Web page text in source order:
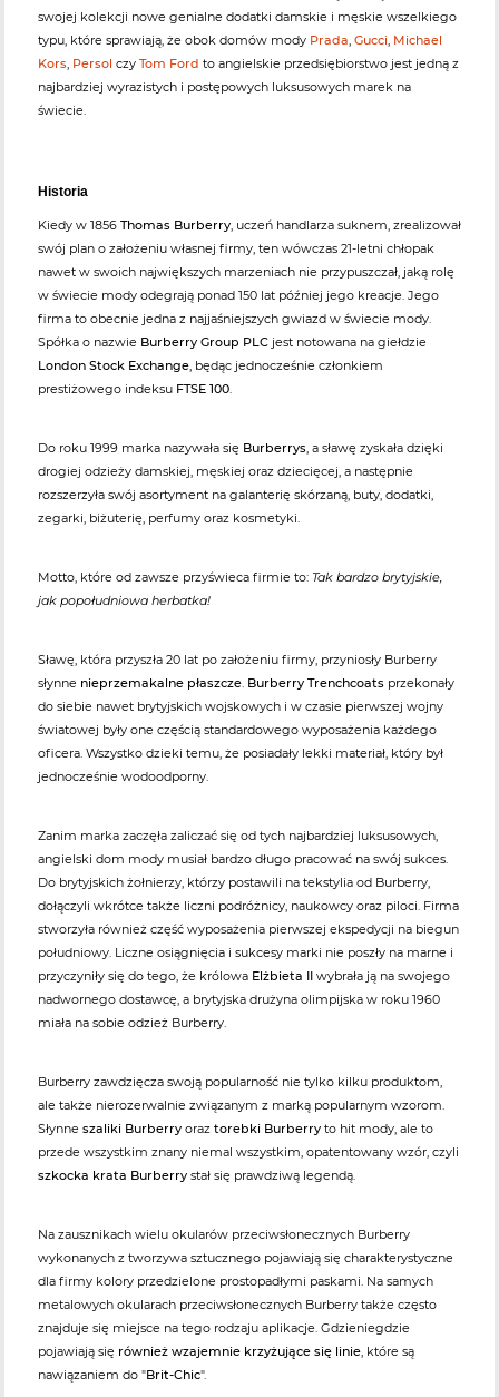
swojej kolekcji nowe genialne dodatki damskie i męskie wszelkiego
typu, które sprawiają, że obok domów mody Prada, Gucci, Michael
Kors, Persol czy Tom Ford to angielskie przedsiębiorstwo jest jedną z
najbardziej wyrazistych i postępowych luksusowych marek na
świecie.
Historia
Kiedy w 1856 Thomas Burberry, uczeń handlarza suknem, zrealizował
swój plan o założeniu własnej firmy, ten wówczas 21-letni chłopak
nawet w swoich największych marzeniach nie przypuszczał, jaką rolę
w świecie mody odegrają ponad 150 lat później jego kreacje. Jego
firma to obecnie jedna z najjaśniejszych gwiazd w świecie mody.
Spółka o nazwie Burberry Group PLC jest notowana na giełdzie
London Stock Exchange, będąc jednocześnie członkiem
prestiżowego indeksu FTSE 100.
Do roku 1999 marka nazywała się Burberrys, a sławę zyskała dzięki
drogiej odzieży damskiej, męskiej oraz dziecięcej, a następnie
rozszerzyła swój asortyment na galanterię skórzaną, buty, dodatki,
zegarki, biżuterię, perfumy oraz kosmetyki.
Motto, które od zawsze przyświeca firmie to: Tak bardzo brytyjskie,
jak popołudniowa herbatka!
Sławę, która przyszła 20 lat po założeniu firmy, przyniosły Burberry
słynne nieprzemakalne płaszcze. Burberry Trenchcoats przekonały
do siebie nawet brytyjskich wojskowych i w czasie pierwszej wojny
światowej były one częścią standardowego wyposażenia każdego
oficera. Wszystko dzieki temu, że posiadały lekki materiał, który był
jednocześnie wodoodporny.
Zanim marka zaczęła zaliczać się od tych najbardziej luksusowych,
angielski dom mody musiał bardzo długo pracować na swój sukces.
Do brytyjskich żołnierzy, którzy postawili na tekstylia od Burberry,
dołączyli wkrótce także liczni podróżnicy, naukowcy oraz piloci. Firma
stworzyła również część wyposażenia pierwszej ekspedycji na biegun
południowy. Liczne osiągnięcia i sukcesy marki nie poszły na marne i
przyczyniły się do tego, że królowa Elżbieta II wybrała ją na swojego
nadwornego dostawcę, a brytyjska drużyna olimpijska w roku 1960
miała na sobie odzież Burberry.
Burberry zawdzięcza swoją popularność nie tylko kilku produktom,
ale także nierozerwalnie związanym z marką popularnym wzorom.
Słynne szaliki Burberry oraz torebki Burberry to hit mody, ale to
przede wszystkim znany niemal wszystkim, opatentowany wzór, czyli
szkocka krata Burberry stał się prawdziwą legendą.
Na zausznikach wielu okularów przeciwsłonecznych Burberry
wykonanych z tworzywa sztucznego pojawiają się charakterystyczne
dla firmy kolory przedzielone prostopadłymi paskami. Na samych
metalowych okularach przeciwsłonecznych Burberry także często
znajduje się miejsce na tego rodzaju aplikacje. Gdzieniegdzie
pojawiają się również wzajemnie krzyżujące się linie, które są
nawiązaniem do "Brit-Chic".